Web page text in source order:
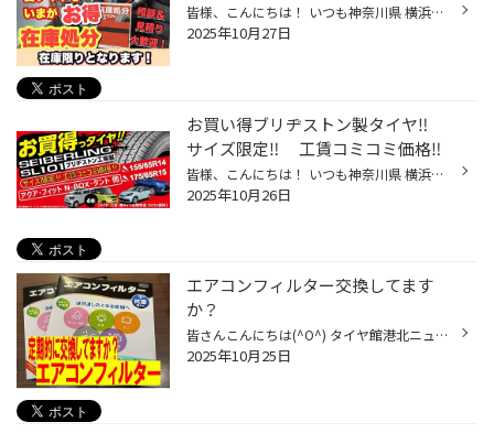
皆様、こんにちは！ いつも神奈川県 横浜市 都筑区 タイヤ館 港北ニュータウン店のWebを御覧の皆様ありがとうございます♪ タイヤ館は、あなたの町の "タイヤ専門店"です。 在庫処分！ブリヂストン製の夏タイヤ！デイトンがオトクです！ ブリヂストン製の夏タイヤ！デイトンがオトクです！ 在庫限り...
2025年10月27日
お買い得ブリヂストン製タイヤ‼
サイズ限定‼ 工賃コミコミ価格‼
皆様、こんにちは！ いつも神奈川県 横浜市 都筑区 タイヤ館 港北ニュータウン店のWebを御覧の皆様ありがとうございます♪ タイヤ館は、あなたの町の "タイヤ専門店"です。 ★ブリヂストン工場生産品★ SEIBERLING（セイバーリング）SL101 軽自動車用 ＆ コンパクト車用 2サイズ限定コミコミお買い得価...
2025年10月26日
エアコンフィルター交換してます
か？
皆さんこんにちは(^O^) タイヤ館港北ニュータウン店のホームページをご覧頂き有難う御座います(^o^)／ 突然ですが！ 車のエアコンフィルターは定期的に交換してますか？ エンジンオイルは定期的に交換していても エアコンのフィルターは交換していない方が多いのではないでしょうか？ 車のエアコン...
2025年10月25日